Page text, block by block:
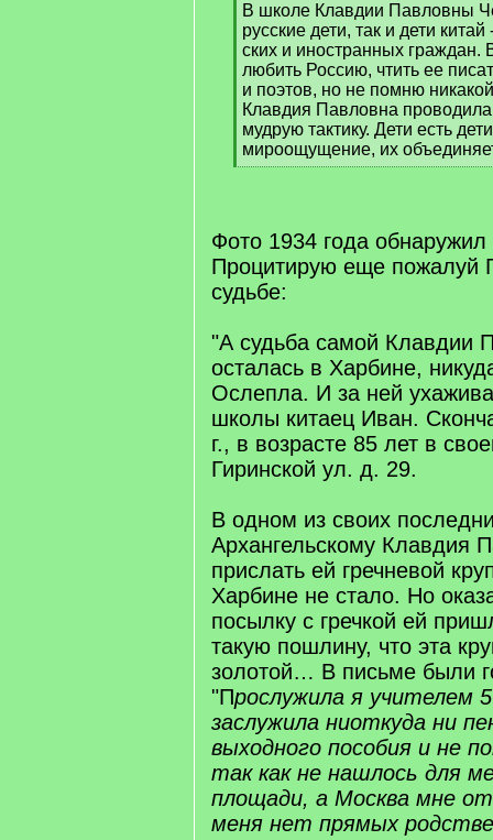
В школе Клавдии Павловны
русские дети, так и дети китай
ских и иностранных граждан.
любить Россию, чтить ее
и поэтов, но не помню
Клавдия Павловна
мудрую тактику. Дети есть
мироощущение, их
[
Фото 1934 года
Процитирую еще пожалуй
судьбе:
"А судьба самой Клавдии
осталась в Харбине,
Ослепла. И за ней
школы китаец Иван.
г., в возрасте 85 лет в
Гиринской ул. д. 29.
В одном из своих
Архангельскому Клавдия
прислать ей гречневой
Харбине не стало. Но
посылку с гречкой ей
такую пошлину, что эта
золотой… В письме были
"Прослужила я учителем
заслужила ниоткуда ни
выходного пособия и не
так как не нашлось для
площади, а Москва мне
меня нет прямых